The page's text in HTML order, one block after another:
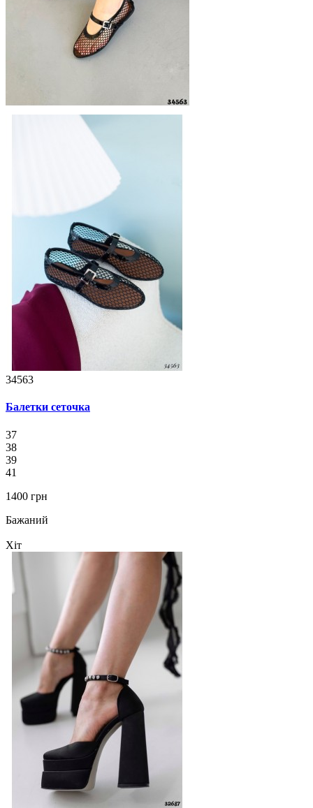
34563
Балетки сеточка
37
38
39
41
1400 грн
Бажаний
Хіт